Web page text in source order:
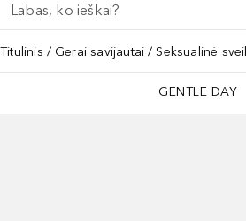
Titulinis Gerai savijautai Seksualinė
GENTLE DAY